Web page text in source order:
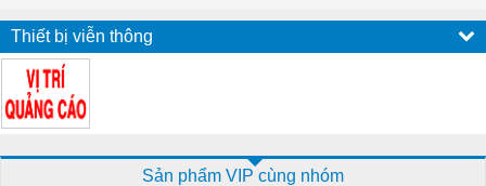
Thiết bị viễn thông
Sản phẩm VIP cùng nhóm